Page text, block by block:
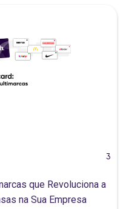
3
que Revoluciona a
na Sua Empresa